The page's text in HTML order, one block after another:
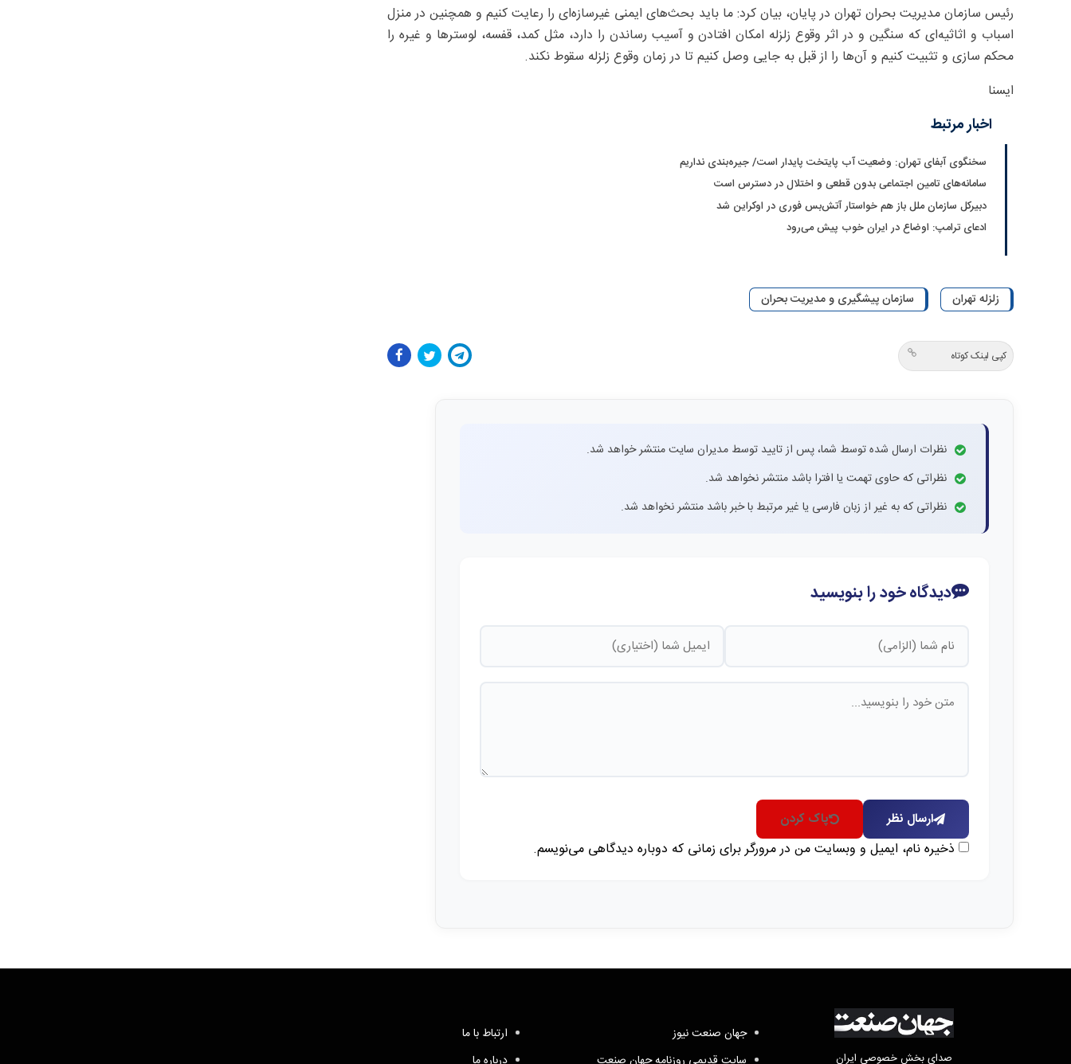
رئیس سازمان مدیریت بحران تهران در پایان، بیان کرد: ما باید بحث‌های ایمنی غیرسازه‌ای را رعایت کنیم و همچنین در منزل
اسباب و اثاثیه‌ای که سنگین و در اثر وقوع زلزله امکان افتادن و آسیب رساندن را دارد، مثل کمد، قفسه، لوسترها و غیره را
محکم سازی و تثبیت کنیم و آن‌ها را از قبل به جایی وصل کنیم تا در زمان وقوع زلزله سقوط نکند.
ایسنا
اخبار مرتبط
سخنگوی آبفای تهران: وضعیت آب پایتخت پایدار است/ جیره‌بندی نداریم
سامانه‌های تامین اجتماعی بدون قطعی و اختلال در دسترس است
دبیرکل سازمان ملل باز هم خواستار آتش‌بس فوری در اوکراین شد
ادعای ترامپ: اوضاع در ایران خوب پیش می‌رود
زلزله تهران سازمان پیشگیری و مدیریت بحران
کپی لینک کوتاه
نظرات ارسال شده توسط شما، پس از تایید توسط مدیران سایت منتشر خواهد شد.
نظراتی که حاوی تهمت یا افترا باشد منتشر نخواهد شد.
نظراتی که به غیر از زبان فارسی یا غیر مرتبط با خبر باشد منتشر نخواهد شد.
دیدگاه خود را بنویسید
ارسال نظر پاک کردن
ذخیره نام، ایمیل و وبسایت من در مرورگر برای زمانی که دوباره دیدگاهی می‌نویسم.
صدای بخش خصوصی ایران
جهان صنعت نیوز
ارتباط با ما